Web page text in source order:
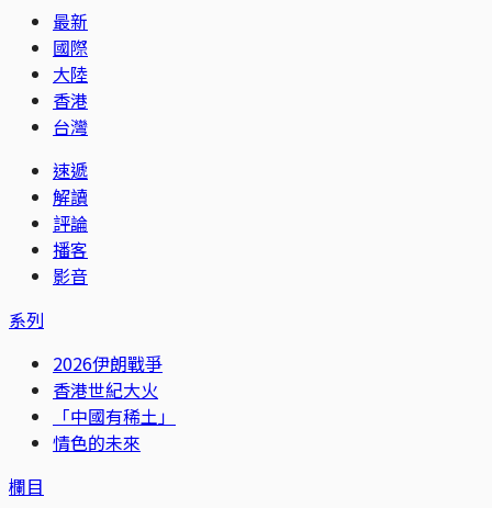
最新
國際
大陸
香港
台灣
速遞
解讀
評論
播客
影音
系列
2026伊朗戰爭
香港世紀大火
「中國有稀土」
情色的未來
欄目